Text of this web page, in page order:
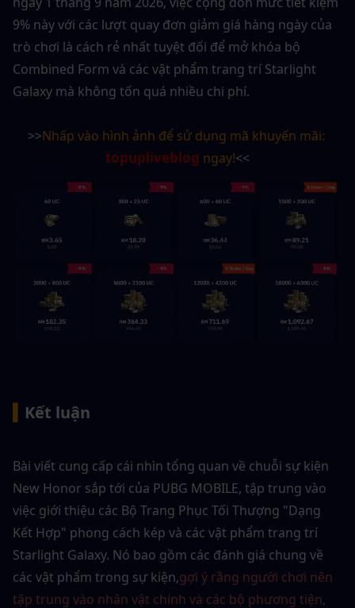
9% này với các lượt quay đơn giảm giá hàng ngày của
trò chơi là cách rẻ nhất tuyệt đối để mở khóa bộ
Combined Form và các vật phẩm trang trí Starlight
Galaxy mà không tốn quá nhiều chi phí.
>>
topupliveblog ngay!<<
Kết luận
Bài viết cung cấp cái nhìn tổng quan về chuỗi sự kiện
New Honor sắp tới của PUBG MOBILE, tập trung vào
việc giới thiệu các Bộ Trang Phục Tối Thượng "Dạng
Kết Hợp" phong cách kép và các vật phẩm trang trí
Starlight Galaxy. Nó bao gồm các đánh giá chung về
các vật phẩm trong sự kiện,gợi ý rằng người chơi nên
tập trung vào nhân vật chính và các bộ phương tiện,